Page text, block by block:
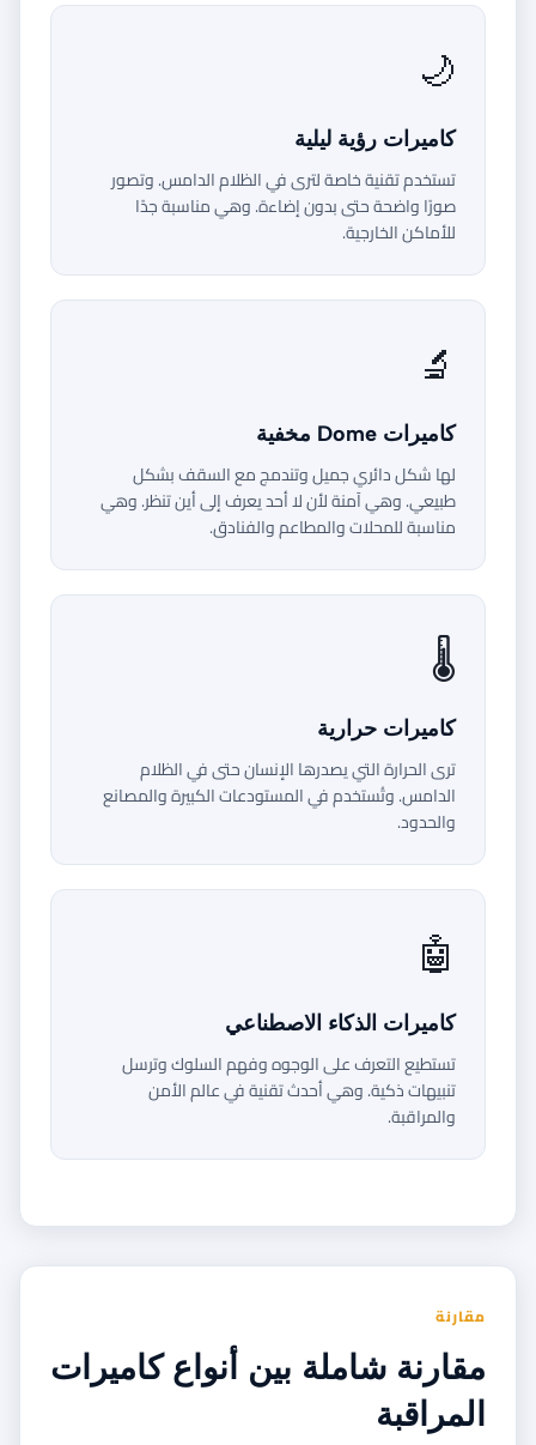
🌙
كاميرات رؤية ليلية
تستخدم تقنية خاصة لترى في الظلام الدامس. وتصور
صورًا واضحة حتى بدون إضاءة. وهي مناسبة جدًا
للأماكن الخارجية.
🔬
كاميرات Dome مخفية
لها شكل دائري جميل وتندمج مع السقف بشكل
طبيعي. وهي آمنة لأن لا أحد يعرف إلى أين تنظر. وهي
مناسبة للمحلات والمطاعم والفنادق.
🌡️
كاميرات حرارية
ترى الحرارة التي يصدرها الإنسان حتى في الظلام
الدامس. وتُستخدم في المستودعات الكبيرة والمصانع
والحدود.
🤖
كاميرات الذكاء الاصطناعي
تستطيع التعرف على الوجوه وفهم السلوك وترسل
تنبيهات ذكية. وهي أحدث تقنية في عالم الأمن
والمراقبة.
مقارنة
مقارنة شاملة بين أنواع كاميرات
المراقبة